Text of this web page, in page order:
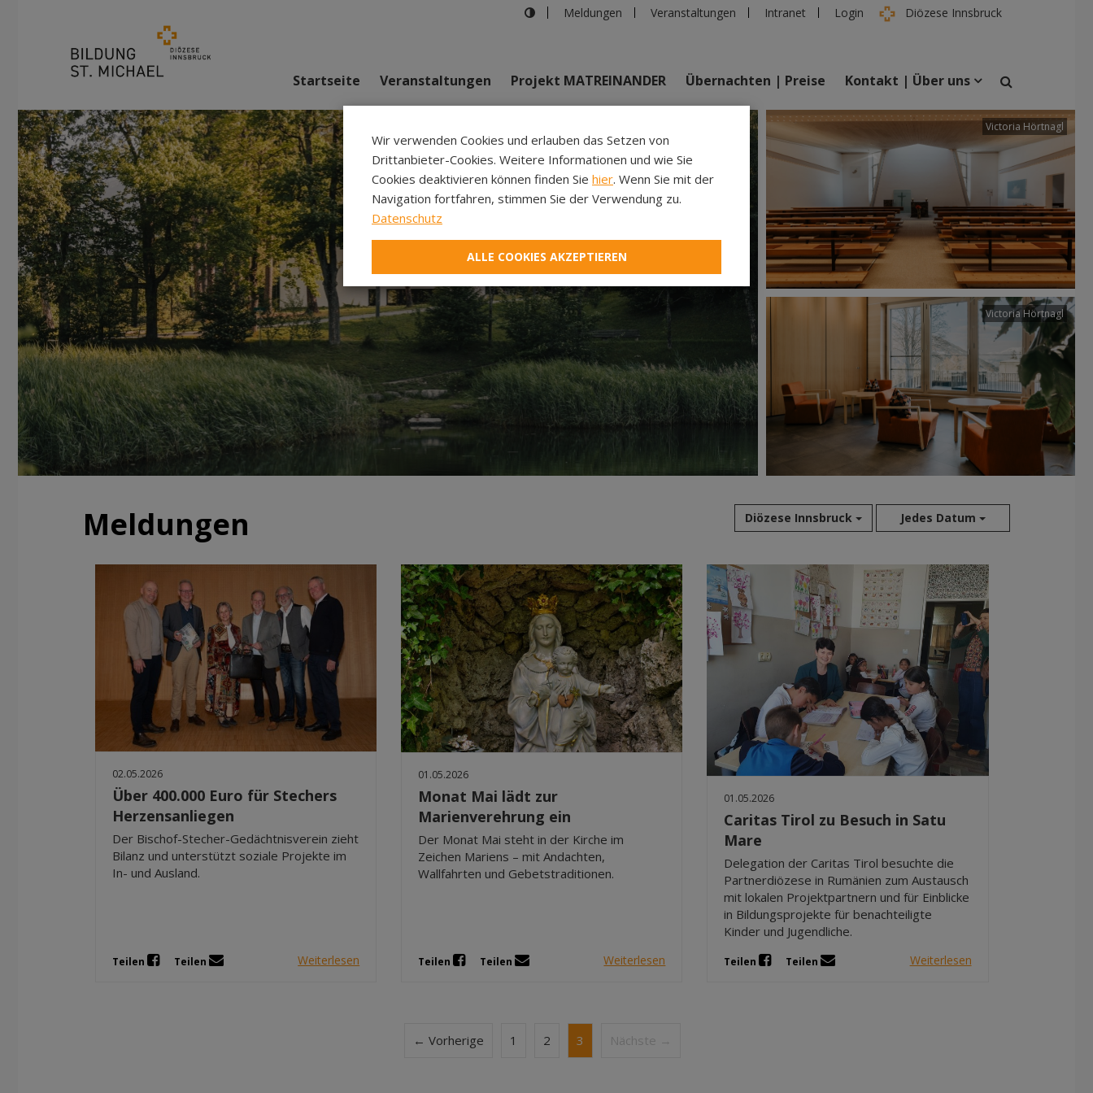
Meldungen Veranstaltungen Intranet Login Diözese Innsbruck
suchen
Veranstaltungen Personen
Startseite Veranstaltungen Projekt MATREINANDER Übernachten | Preise Kontakt | Über uns
Victoria Hörtnagl
Victoria Hörtnagl
Meldungen Diözese Innsbruck Jedes Datum
Aug 2026
Jul 2026
Jun 2026
Mai 2026
Apr 2026
Mär 2026
Feb 2026
Jan 2026
Dez 2025
Nov 2025
02.05.2026
Über 400.000 Euro für Stechers
Herzensanliegen
Der Bischof-Stecher-Gedächtnisverein zieht
Bilanz und unterstützt soziale Projekte im
In- und Ausland.
Teilen Teilen Weiterlesen
01.05.2026
Monat Mai lädt zur
Marienverehrung ein
Der Monat Mai steht in der Kirche im
Zeichen Mariens – mit Andachten,
Wallfahrten und Gebetstraditionen.
Teilen Teilen Weiterlesen
01.05.2026
Caritas Tirol zu Besuch in Satu
Mare
Delegation der Caritas Tirol besuchte die
Partnerdiözese in Rumänien zum Austausch
mit lokalen Projektpartnern und für Einblicke
in Bildungsprojekte für benachteiligte
Kinder und Jugendliche.
Teilen Teilen Weiterlesen
← Vorherige 1 2 3 Nächste →
Wir verwenden Cookies und erlauben das Setzen von
Drittanbieter-Cookies. Weitere Informationen und wie Sie
Cookies deaktivieren können finden Sie hier. Wenn Sie mit der
Navigation fortfahren, stimmen Sie der Verwendung zu.
Datenschutz
ALLE COOKIES AKZEPTIEREN